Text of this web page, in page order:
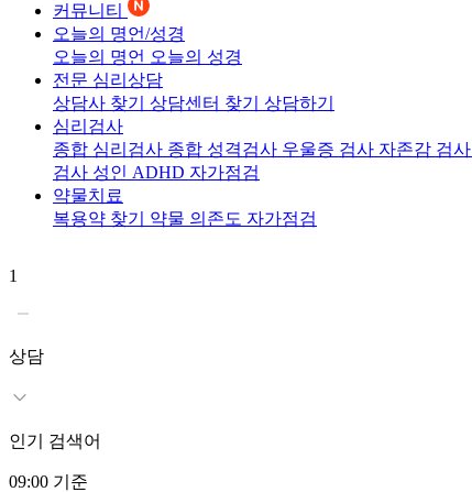
커뮤니티
오늘의 명언/성경
오늘의 명언 오늘의 성경
전문 심리상담
상담사 찾기 상담센터 찾기 상담하기
심리검사
종합 심리검사 종합 성격검사 우울증 검사 자존감 검사
검사 성인 ADHD 자가점검
약물치료
복용약 찾기 약물 의존도 자가점검
1
상담
인기 검색어
09:00 기준